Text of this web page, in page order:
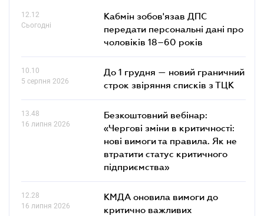
12.12
Сьогодні
Кабмін зобов'язав ДПС
передати персональні дані про
чоловіків 18–60 років
10.10
5 серпня 2026
До 1 грудня — новий граничний
строк звіряння списків з ТЦК
13.48
16 липня 2026
Безкоштовний вебінар:
«Чергові зміни в критичності:
нові вимоги та правила. Як не
втратити статус критичного
підприємства»
12.28
16 липня 2026
КМДА оновила вимоги до
критично важливих